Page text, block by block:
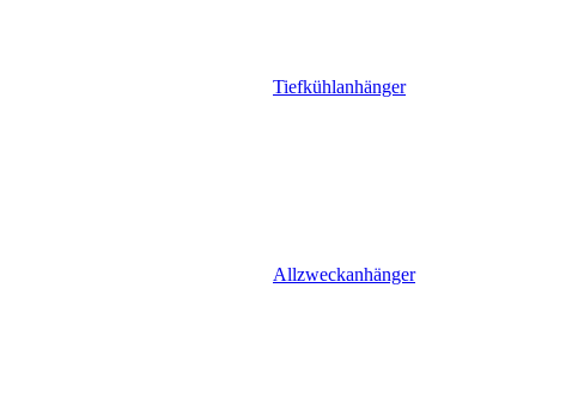
Tiefkühlanhänger
Allzweckanhänger